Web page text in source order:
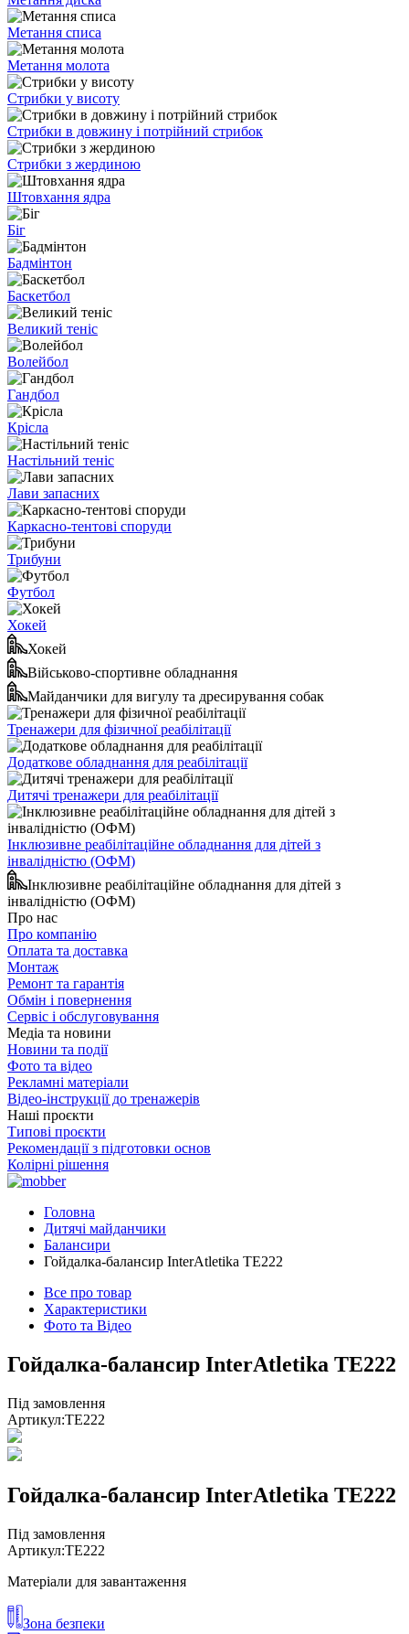
Метання списа
Метання молота
Стрибки у висоту
Стрибки в довжину і потрійний стрибок
Стрибки з жердиною
Штовхання ядра
Біг
Бадмінтон
Баскетбол
Великий теніс
Волейбол
Гандбол
Крісла
Настільний теніс
Лави запасних
Каркасно-тентові споруди
Трибуни
Футбол
Хокей
Хокей
Військово-спортивне обладнання
Майданчики для вигулу та дресирування собак
Тренажери для фізичної реабілітації
Додаткове обладнання для реабілітації
Дитячі тренажери для реабілітації
Інклюзивне реабілітаційне обладнання для дітей з
інвалідністю (ОФМ)
Інклюзивне реабілітаційне обладнання для дітей з
інвалідністю (ОФМ)
Про нас
Про компанію
Оплата та доставка
Монтаж
Ремонт та гарантія
Обмін і повернення
Сервіс і обслуговування
Медіа та новини
Новини та події
Фото та відео
Рекламні матеріали
Відео-інструкції до тренажерів
Наші проєкти
Типові проєкти
Рекомендації з підготовки основ
Колірні рішення
Головна
Дитячі майданчики
Балансири
Гойдалка-балансир InterAtletika ТЕ222
Все про товар
Характеристики
Фото та Відео
Гойдалка-балансир InterAtletika TE222
Під замовлення
Артикул:TE222
Гойдалка-балансир InterAtletika TE222
Під замовлення
Артикул:TE222
Матеріали для завантаження
Зона безпеки